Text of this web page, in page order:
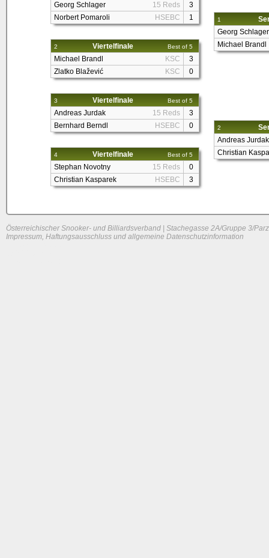
Georg Schlager 15 Reds
3
Norbert Pomaroli
HSEBC 1
2 Viertelfinale Best of 5
Michael Brandl KSC
3
Zlatko Blažević
KSC 0
3 Viertelfinale Best of 5
Andreas Jurdak 15 Reds
3
Bernhard Berndl
HSEBC 0
4 Viertelfinale Best of 5
Stephan Novotny 15 Reds
0
Christian Kasparek
HSEBC 3
1
Georg Schlager
Michael Brandl
2
Andreas Jurdak
Christian
Österreichischer Snooker- und Billiardsverband | Stachegasse 2A/Gruppe 3/
Impressum, Haftungsausschluss und allgemeine Datenschutzinformation